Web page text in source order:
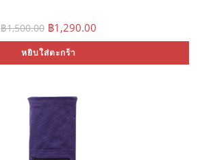
฿1,500.00 Original
price
was:
฿1,500.00.
฿1,290.00
is:
หยิบใส่ตะกร้า